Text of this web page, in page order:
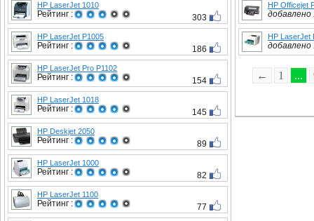
HP LaserJet 1010
Рейтинг : 303
HP LaserJet P1005
Рейтинг : 186
HP LaserJet Pro P1102
Рейтинг : 154
HP LaserJet 1018
Рейтинг : 145
HP Deskjet 2050
Рейтинг : 89
HP LaserJet 1000
Рейтинг : 82
HP LaserJet 1100
Рейтинг : 77
HP Officejet
добавлено
HP LaserJet
добавлено
← 1 ...